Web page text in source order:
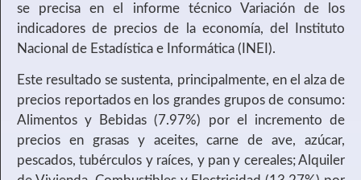
se precisa en el informe técnico Variación de los
indicadores de precios de la economía, del Instituto
Nacional de Estadística e Informática (INEI).
Este resultado se sustenta, principalmente, en el alza de
precios reportados en los grandes grupos de consumo:
Alimentos y Bebidas (7.97%) por el incremento de
precios en grasas y aceites, carne de ave, azúcar,
pescados, tubérculos y raíces, y pan y cereales; Alquiler